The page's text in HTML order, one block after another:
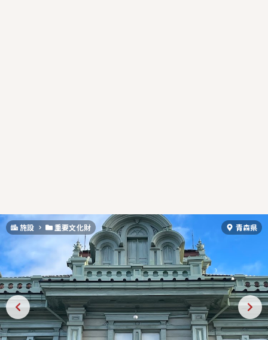
施設 重要文化財 青森県